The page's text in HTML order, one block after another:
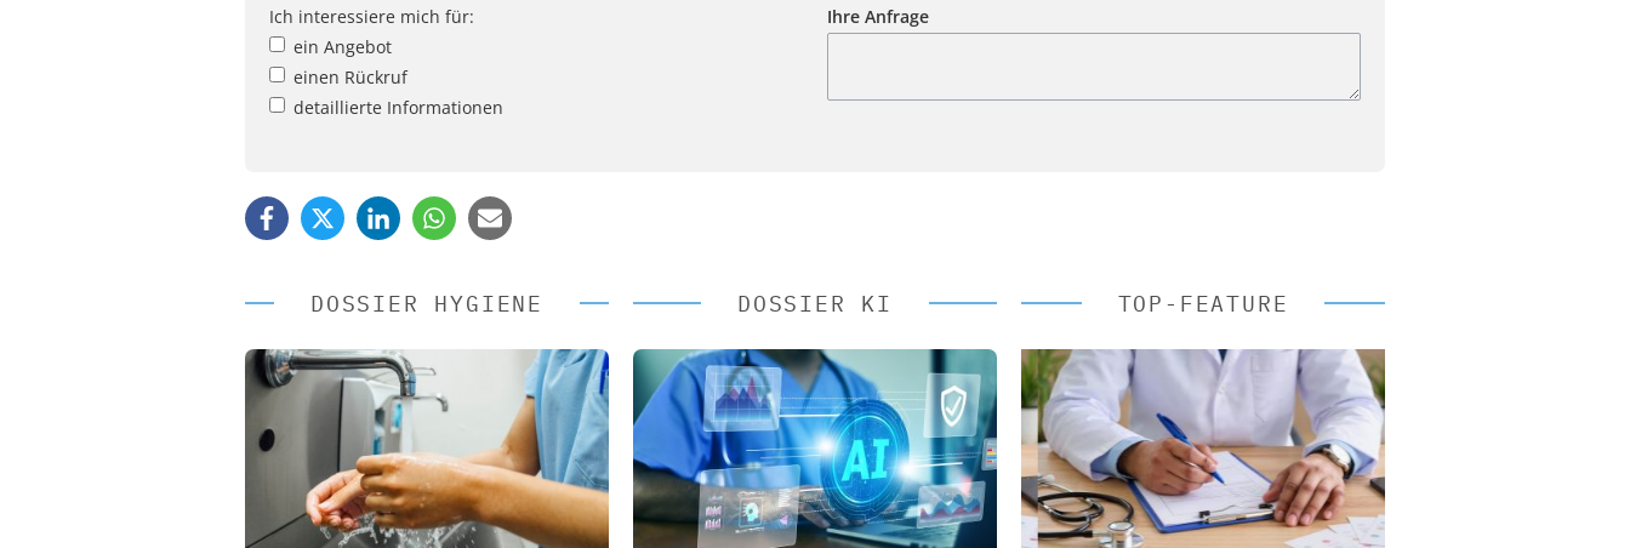
Ich interessiere mich für:
ein Angebot
einen Rückruf
detaillierte Informationen
Ihre Anfrage
DOSSIER HYGIENE DOSSIER KI TOP-FEATURE